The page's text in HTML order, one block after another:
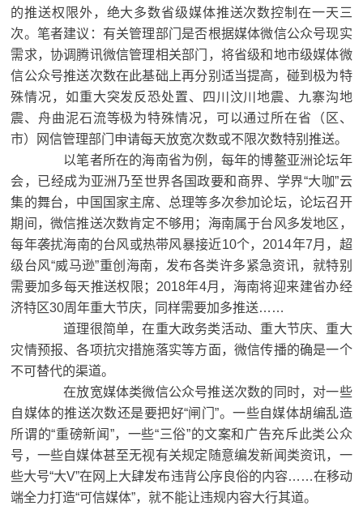
的推送权限外，绝大多数省级媒体推送次数控制在一天三
次。笔者建议：有关管理部门是否根据媒体微信公众号现实
需求，协调腾讯微信管理相关部门，将省级和地市级媒体微
信公众号推送次数在此基础上再分别适当提高，碰到极为特
殊情况，如重大突发反恐处置、四川汶川地震、九寨沟地
震、舟曲泥石流等极为特殊情况，可以通过所在省（区、
市）网信管理部门申请每天放宽次数或不限次数特别推送。
以笔者所在的海南省为例，每年的博鳌亚洲论坛年
会，已经成为亚洲乃至世界各国政要和商界、学界“大咖”云
集的舞台，中国国家主席、总理等多次参加论坛，论坛召开
期间，微信推送次数肯定不够用；海南属于台风多发地区，
每年袭扰海南的台风或热带风暴接近10个，2014年7月，超
级台风“威马逊”重创海南，发布各类许多紧急资讯，就特别
需要加多每天推送权限；2018年4月，海南将迎来建省办经
济特区30周年重大节庆，同样需要加多推送……
道理很简单，在重大政务类活动、重大节庆、重大
灾情预报、各项抗灾措施落实等方面，微信传播的确是一个
不可替代的渠道。
在放宽媒体类微信公众号推送次数的同时，对一些
自媒体的推送次数还是要把好“闸门”。一些自媒体胡编乱造
所谓的“重磅新闻”，一些“三俗”的文案和广告充斥此类公众
号，一些自媒体甚至无视有关规定随意编发新闻类资讯，一
些大号“大V”在网上大肆发布违背公序良俗的内容……在移动
端全力打造“可信媒体”，就不能让违规内容大行其道。